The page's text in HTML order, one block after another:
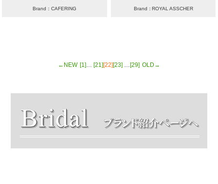
Brand：CAFERING Brand：ROYAL ASSCHER
←NEW [1]… [21][22][23] …[29] OLD→